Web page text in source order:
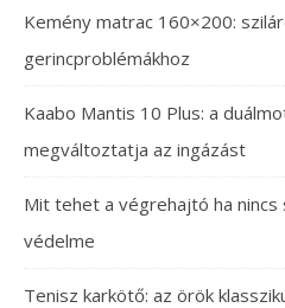
Kemény matrac 160×200:
gerincproblémákhoz
Kaabo Mantis 10 Plus: a
megváltoztatja az ingázást
Mit tehet a végrehajtó ha
védelme
Tenisz karkötő: az örök